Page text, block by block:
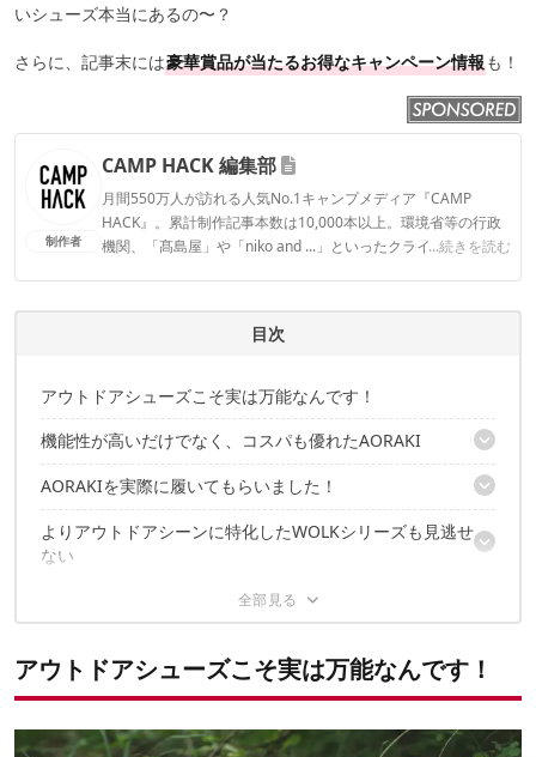
いシューズ本当にあるの〜？
さらに、記事末には豪華賞品が当たるお得なキャンペーン情報も！
制作者
CAMP HACK 編集部
月間550万人が訪れる人気No.1キャンプメディア『CAMP
HACK』。累計制作記事本数は10,000本以上。環境省等の行政
機関、「髙島屋」や「niko and ...」といったクライアントとの
...続きを読む
CAMP HACK 編集部のプロフィール
目次
アウトドアシューズこそ実は万能なんです！
機能性が高いだけでなく、コスパも優れたAORAKI
コスパ最強クラス！これなら2足買ってもいいかも…
アウトドアに必要な透湿防水機能も搭載
カラバリも豊富！好みに合わせてセレクトしよう
AORAKIを実際に履いてもらいました！
フィールドでは直球に履きこなす
街中のキレイめスタイリングのハズしとしても活躍
よりアウトドアシーンに特化したWOLKシリーズも見逃せ
ない
アウトドアシーンでアクティブに動ける防滑性を完備
コスパ、機能、汎用性で選ぶならHI-TECがいいんじゃない？
よ！
さらに30名様にダブルチャンス！
アウトドアシューズこそ実は万能なんです！